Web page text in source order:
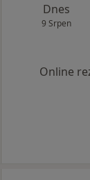
Dnes
9 Srpen
Online